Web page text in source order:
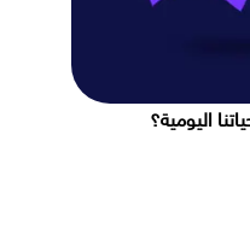
اليومية؟